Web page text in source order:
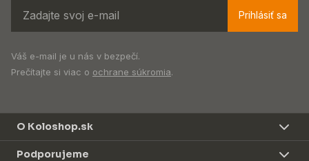
Prihlásiť sa
Váš e-mail je u nás v bezpečí.
Prečítajte si viac o ochrane súkromia.
O Koloshop.sk
Podporujeme